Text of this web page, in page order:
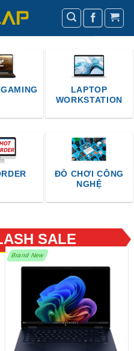
LAPTOP
WORKSTATION
ĐỒ CHƠI CÔNG
NGHỆ
SALE
Brand New